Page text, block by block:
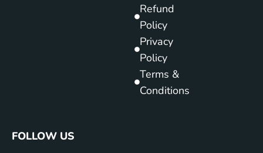
Refund
Policy
Privacy
Policy
Terms &
Conditions
FOLLOW US